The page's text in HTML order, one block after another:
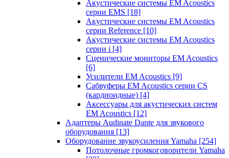
Акустические системы EM Acoustics
серии EMS [18]
Акустические системы EM Acoustics
серии Reference [10]
Акустические системы EM Acoustics
серии i [4]
Сценические мониторы EM Acoustics
[6]
Усилители EM Acoustics [9]
Сабвуферы EM Acoustics серии CS
(кардиоидные) [4]
Аксессуары для акустических систем
EM Acoustics [12]
Адаптеры Audinate Dante для звукового
оборудования [13]
Оборудование звукоусиления Yamaha [254]
Потолочные громкоговорители Yamaha